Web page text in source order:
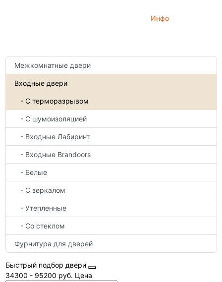
Инфо
Межкомнатные двери
Входные двери
- С терморазрывом
- С шумоизоляцией
- Входные Лабиринт
- Входные Brandoors
- Белые
- С зеркалом
- Утепленные
- Со стеклом
Фурнитура для дверей
Быстрый подбор двери
34300 - 95200 руб. Цена